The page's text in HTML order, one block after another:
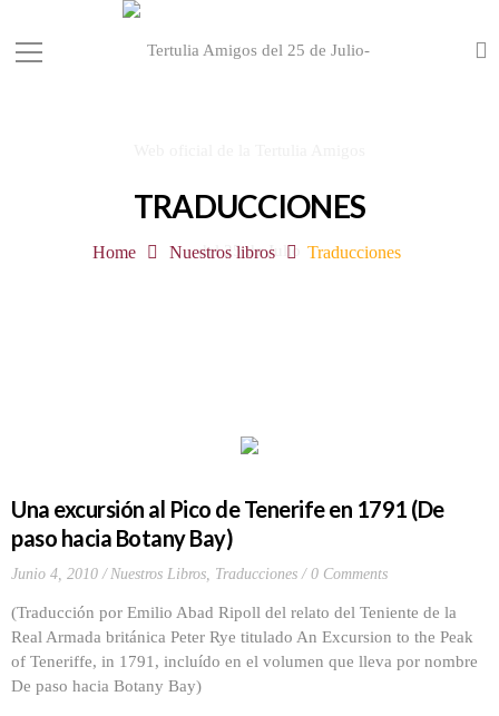
TRADUCCIONES
Home Nuestros libros Traducciones
Una excursión al Pico de Tenerife en 1791 (De
paso hacia Botany Bay)
Junio 4, 2010 Nuestros Libros, Traducciones 0 Comments
(Traducción por Emilio Abad Ripoll del relato del Teniente de la
Real Armada británica Peter Rye titulado An Excursion to the Peak
of Teneriffe, in 1791, incluído en el volumen que lleva por nombre
De paso hacia Botany Bay)